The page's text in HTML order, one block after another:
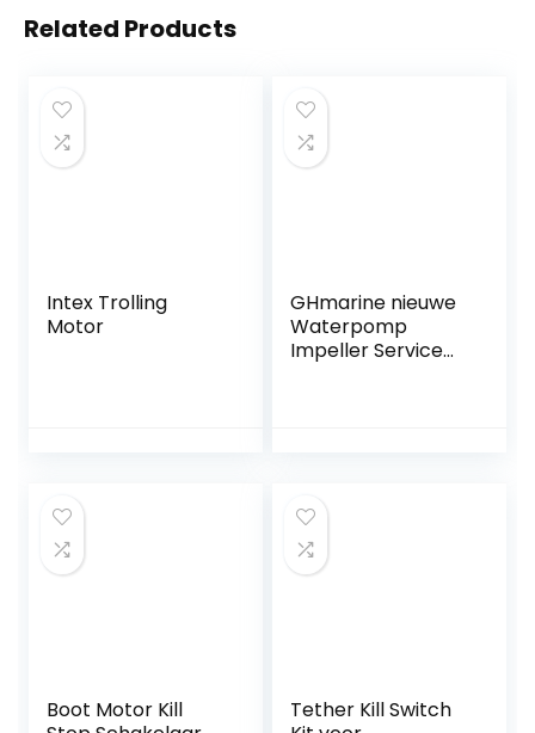
Related Products
Intex Trolling
Motor
GHmarine nieuwe
Waterpomp
Impeller Service
Boot Motor Kill
Tether Kill Switch